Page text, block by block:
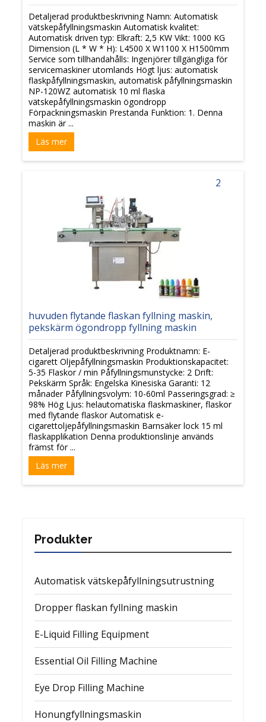
Detaljerad produktbeskrivning Namn: Automatisk
vätskepåfyllningsmaskin Automatisk kvalitet:
Automatisk driven typ: Elkraft: 2,5 KW Vikt: 1000 KG
Dimension (L * W * H): L4500 X W1100 X H1500mm
Service som tillhandahålls: Ingenjörer tillgängliga för
servicemaskiner utomlands Högt ljus: automatisk
flaskpåfyllningsmaskin, automatisk påfyllningsmaskin
NP-120WZ automatisk 10 ml flaska
vätskepåfyllningsmaskin ögondropp
Förpackningsmaskin Prestanda Funktion: 1. Denna
maskin är ...
Läs mer
2
huvuden flytande flaskan fyllning maskin,
pekskärm ögondropp fyllning maskin
Detaljerad produktbeskrivning Produktnamn: E-
cigarett Oljepåfyllningsmaskin Produktionskapacitet:
5-35 Flaskor / min Påfyllningsmunstycke: 2 Drift:
Pekskärm Språk: Engelska Kinesiska Garanti: 12
månader Påfyllningsvolym: 10-60ml Passeringsgrad: ≥
98% Hög Ljus: helautomatiska flaskmaskiner, flaskor
med flytande flaskor Automatisk e-
cigarettoljepåfyllningsmaskin Barnsäker lock 15 ml
flaskapplikation Denna produktionslinje används
främst för ...
Läs mer
Produkter
Automatisk vätskepåfyllningsutrustning
Dropper flaskan fyllning maskin
E-Liquid Filling Equipment
Essential Oil Filling Machine
Eye Drop Filling Machine
Honungfyllningsmaskin